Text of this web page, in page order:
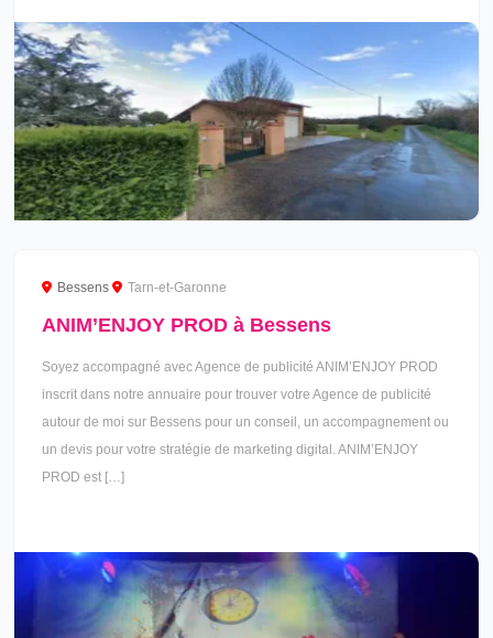
Bessens Tarn-et-Garonne
ANIM’ENJOY PROD à Bessens
Soyez accompagné avec Agence de publicité ANIM’ENJOY PROD
inscrit dans notre annuaire pour trouver votre Agence de publicité
autour de moi sur Bessens pour un conseil, un accompagnement ou
un devis pour votre stratégie de marketing digital. ANIM’ENJOY
PROD est […]